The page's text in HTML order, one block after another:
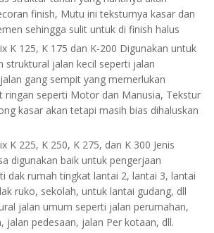
finish, Mutu ini teksturnya kasar dan
sehingga sulit untuk di finish halus
K 125, K 175 dan K-200 Digunakan untuk
struktural jalan kecil seperti jalan
gang sempit yang memerlukan
ringan seperti Motor dan Manusia, Tekstur
kasar akan tetapi masih bias dihaluskan
K 225, K 250, K 275, dan K 300 Jenis
digunakan baik untuk pengerjaan
dak rumah tingkat lantai 2, lantai 3, lantai
ruko, sekolah, untuk lantai gudang, dll
jalan umum seperti jalan perumahan,
jalan pedesaan, jalan Per kotaan, dll.